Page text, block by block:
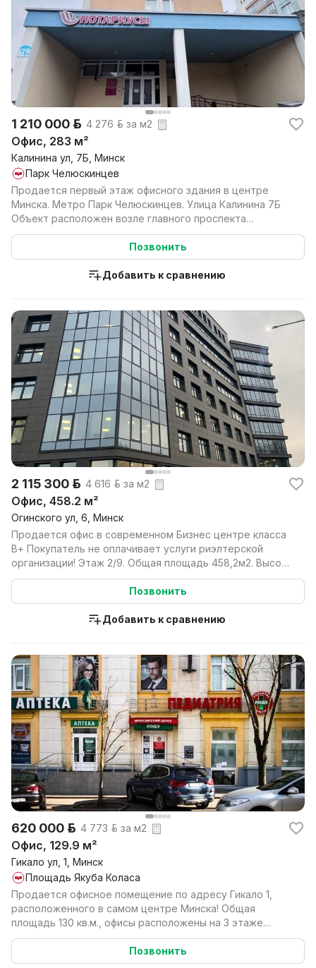
1 210 000 р. 4 276 р. за м2
Офис, 283 м²
Калинина ул, 7Б, Минск
Парк Челюскинцев
Продается первый этаж офисного здания в центре
Минска. Метро Парк Челюскинцев. Улица Калинина 7Б
Объект расположен возле главного проспекта
столицы, з...
Позвонить
Добавить к сравнению
2 115 300 р. 4 616 р. за м2
Офис, 458.2 м²
Огинского ул, 6, Минск
Продается офис в современном Бизнес центре класса
В+ Покупатель не оплачивает услуги риэлтерской
организации! Этаж 2/9. Общая площадь 458,2м2. Высота
...
Позвонить
Добавить к сравнению
620 000 р. 4 773 р. за м2
Офис, 129.9 м²
Гикало ул, 1, Минск
Площадь Якуба Коласа
Продается офисное помещение по адресу Гикало 1,
расположенного в самом центре Минска! Общая
площадь 130 кв.м., офисы расположены на 3 этаже
администра...
Позвонить